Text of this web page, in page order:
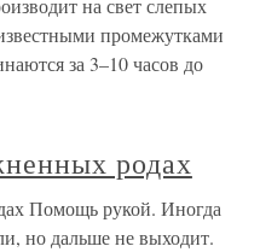
на свет слепых
промежутками
за 3–10 часов до
родах
Помощь рукой. Иногда
но дальше не выходит.